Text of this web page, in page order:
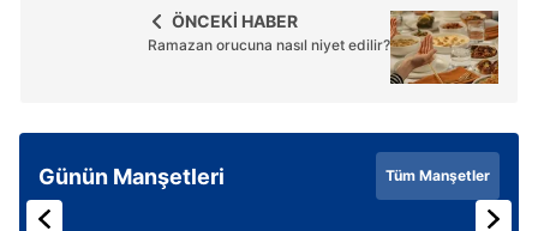
ÖNCEKİ HABER
Ramazan orucuna nasıl niyet edilir?
Günün Manşetleri Tüm Manşetler